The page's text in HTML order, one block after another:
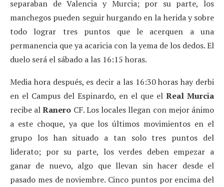
separaban de Valencia y Murcia; por su parte, los
manchegos pueden seguir hurgando en la herida y sobre
todo lograr tres puntos que le acerquen a una
permanencia que ya acaricia con la yema de los dedos. El
duelo será el sábado a las 16:15 horas.
Media hora después, es decir a las 16:30 horas hay derbi
en el Campus del Espinardo, en el que el Real Murcia
recibe alRanero CF. Los locales llegan con mejor ánimo
a este choque, ya que los últimos movimientos en el
grupo los han situado a tan solo tres puntos del
liderato; por su parte, los verdes deben empezar a
ganar de nuevo, algo que llevan sin hacer desde el
pasado mes de noviembre. Cinco puntos por encima del